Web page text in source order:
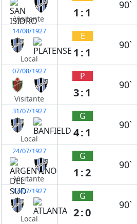
Visitante 1:1
90`
14/08/1927
Local
E
1:1
90`
07/08/1927
Visitante
P
3:1
90`
31/07/1927
Local
G
4:1
90`
24/07/1927
Visitante
G
1:2
90`
17/07/1927
Local
G
2:0
90`